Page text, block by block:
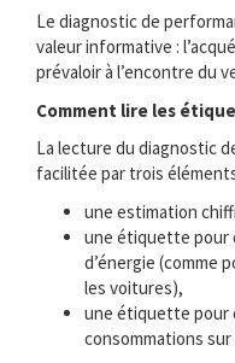
Le diagnostic de
valeur informative :
prévaloir à l’encontre du
Comment lire les
La lecture du diagnostic
facilitée par trois
une estimation
une étiquette pour
d’énergie (comme
les voitures),
une étiquette pour
consommations sur